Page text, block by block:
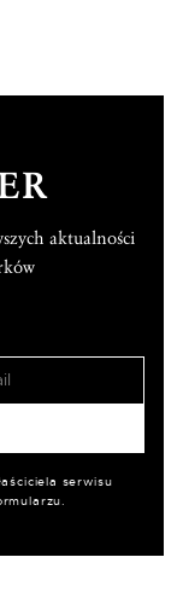
aktualności
serwisu